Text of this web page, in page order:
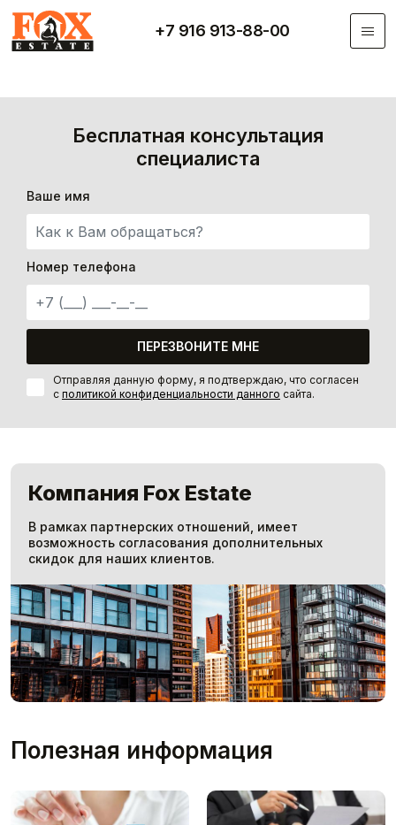
Перейти к основному содержанию
+7 916 913-88-00
Бесплатная консультация
специалиста
Ваше имя
Номер телефона
ПЕРЕЗВОНИТЕ МНЕ
Отправляя данную форму, я подтверждаю, что согласен
с политикой конфиденциальности данного сайта.
Компания Fox Estate
В рамках партнерских отношений, имеет
возможность согласования дополнительных
скидок для наших клиентов.
Полезная информация